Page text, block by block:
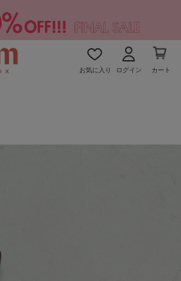
お気に入り ログイン カート